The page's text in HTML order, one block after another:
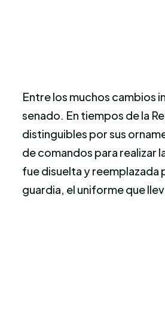
Entre los muchos cambios
senado. En tiempos de la
distinguibles por sus
de comandos para realizar
fue disuelta y reemplazada
guardia, el uniforme que